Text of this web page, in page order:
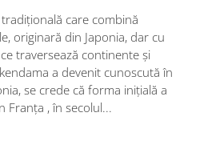
care combină
originară din Japonia, dar cu
traversează continente și
a devenit cunoscută în
se crede că forma inițială a
Franța , în secolul...